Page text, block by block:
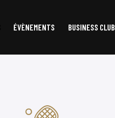
ÉVÈNEMENTS BUSINESS CLUB